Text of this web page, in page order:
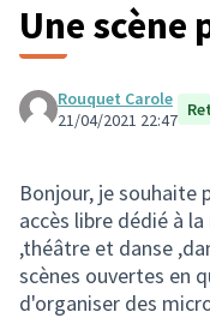
Une scène
Rouquet Carole
21/04/2021 22:47
Bonjour, je souhaite
accès libre dédié à
,théâtre et danse
scènes ouvertes en
d'organiser des